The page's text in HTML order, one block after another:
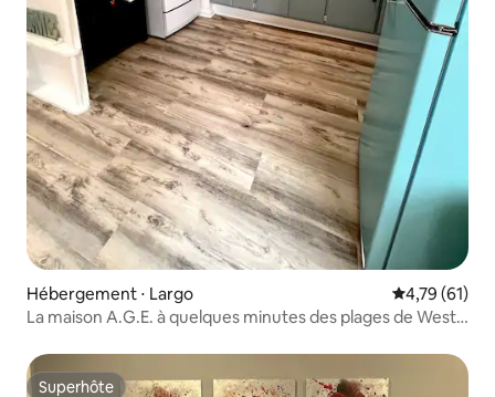
Hébergement ⋅ Largo Évaluation
4,79 (61)
La maison A.G.E. à quelques minutes des plages de West
Superhôte